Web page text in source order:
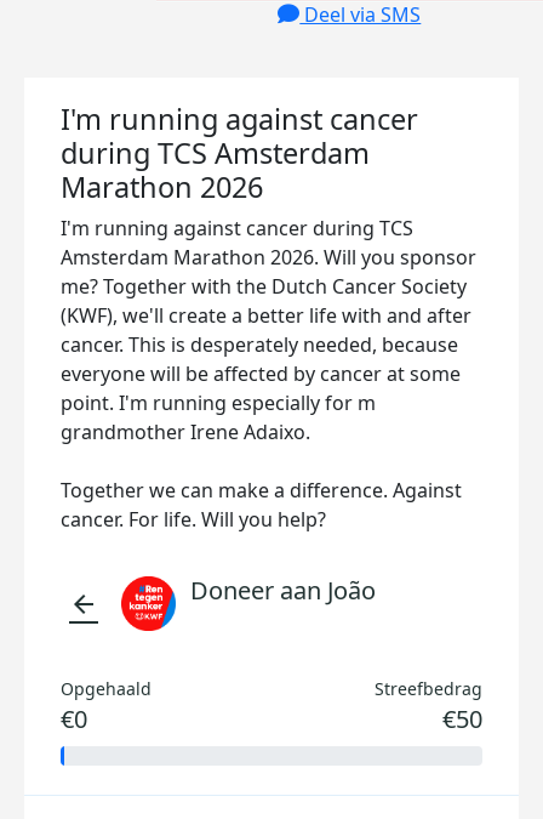
Deel via SMS
I'm running against cancer
during TCS Amsterdam
Marathon 2026
I'm running against cancer during TCS
Amsterdam Marathon 2026. Will you sponsor
me? Together with the Dutch Cancer Society
(KWF), we'll create a better life with and after
cancer. This is desperately needed, because
everyone will be affected by cancer at some
point. I'm running especially for m
grandmother Irene Adaixo.
Together we can make a difference. Against
cancer. For life. Will you help?
arrow_back Doneer aan João
Opgehaald
€0
Streefbedrag
€50